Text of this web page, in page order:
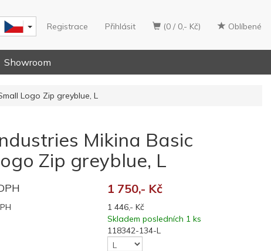
(0 / 0,- Kč) Oblíbené
Registrace Přihlásit
Showroom
Logo Zip greyblue, L
Mikina Basic
Zip greyblue, L
1 750,- Kč
1 446,- Kč
Skladem posledních 1 ks
118342-134-L